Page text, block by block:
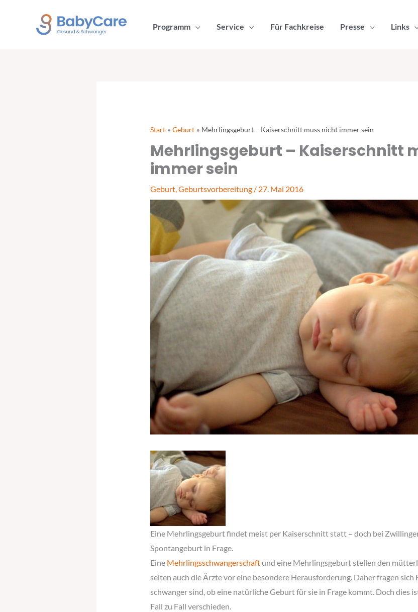
Programm Service Für Fachkreise Presse Links
Start Geburt Mehrlingsgeburt – Kaiserschnitt muss nicht immer sein
Mehrlingsgeburt – Kaiserschnitt
immer sein
Geburt,Geburtsvorbereitung/ 27. Mai 2016
Eine Mehrlingsgeburt findet meist per Kaiserschnitt statt – doch bei
Spontangeburt in Frage.
Eine Mehrlingsschwangerschaftund eine Mehrlingsgeburt stellen den
selten auch die Ärzte vor eine besondere Herausforderung. Daher fragen
schwanger sind, ob eine natürliche Geburt für sie in Frage kommt. Doch dies
Fall zu Fall verschieden.